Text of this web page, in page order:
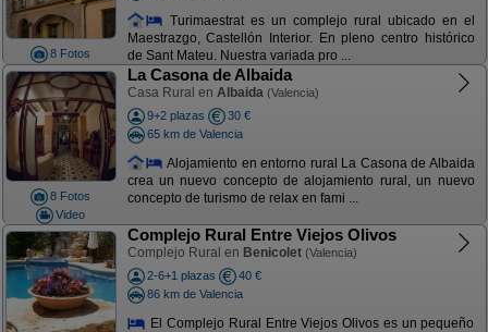
8 Fotos
Turimaestrat es un complejo rural ubicado en el
Maestrazgo, Castellón Interior. En pleno centro histórico
de Sant Mateu. Nuestra variada pro ...
8 Fotos
Video
La Casona de Albaida
Casa Rural en Albaida (Valencia)
9+2 plazas
30 €
65 km de Valencia
Alojamiento en entorno rural La Casona de Albaida
crea un nuevo concepto de alojamiento rural, un nuevo
concepto de turismo de relax en fami ...
Complejo Rural Entre Viejos Olivos
Complejo Rural en Benicolet (Valencia)
2-6+1 plazas
40 €
86 km de Valencia
El Complejo Rural Entre Viejos Olivos es un pequeño